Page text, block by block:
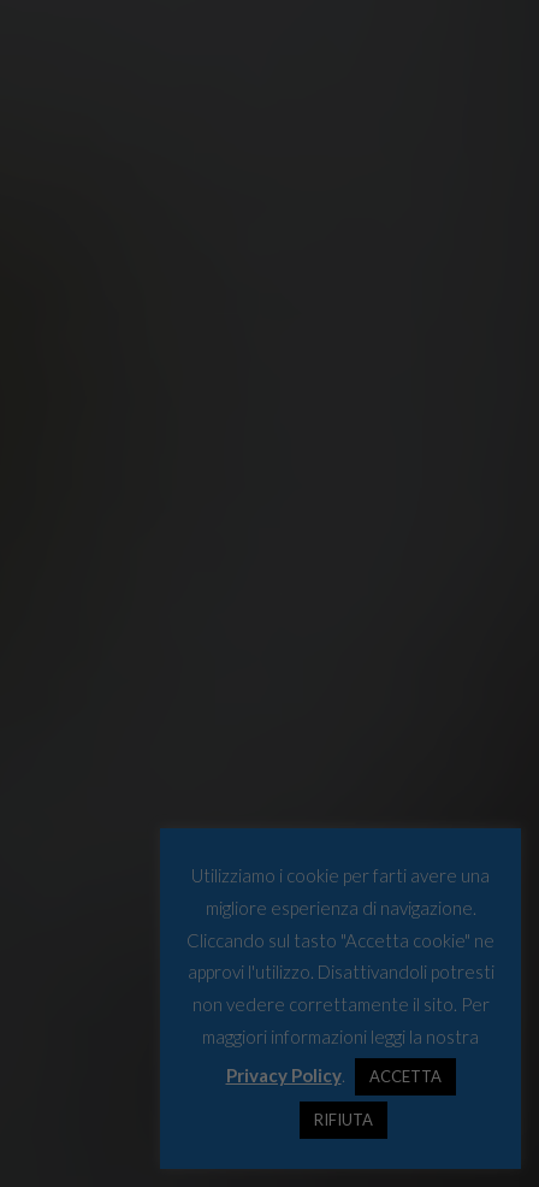
Utilizziamo i cookie per farti avere una
migliore esperienza di navigazione.
Cliccando sul tasto "Accetta cookie" ne
approvi l'utilizzo. Disattivandoli potresti
non vedere correttamente il sito. Per
maggiori informazioni leggi la nostra
Privacy Policy. ACCETTA
RIFIUTA